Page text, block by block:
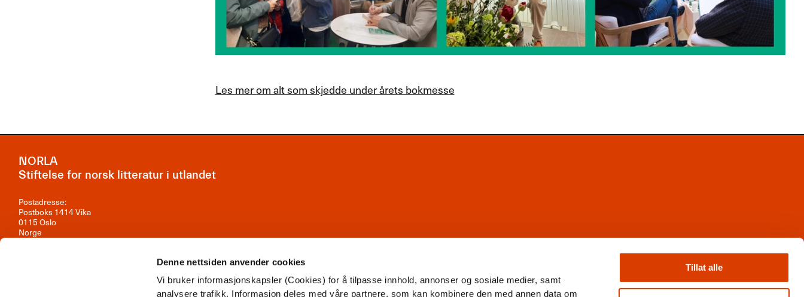
Denne nettsiden anvender cookies
Vi bruker informasjonskapsler (Cookies) for å tilpasse innhold, annonser og sosiale medier, samt
analysere trafikk. Informasjon deles med våre partnere, som kan kombinere den med annen data om
Tillat alle
Les mer om alt som skjedde under årets bokmesse
NORLA
Stiftelse for norsk litteratur i utlandet
Postadresse:
Postboks 1414 Vika
0115 Oslo
Norge
Instagram
Nyhetsbrev